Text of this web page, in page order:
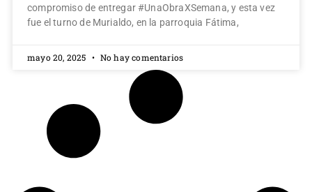
compromiso de entregar #UnaObraXSemana, y esta vez
fue el turno de Murialdo, en la parroquia Fátima,
mayo 20, 2025 No hay comentarios